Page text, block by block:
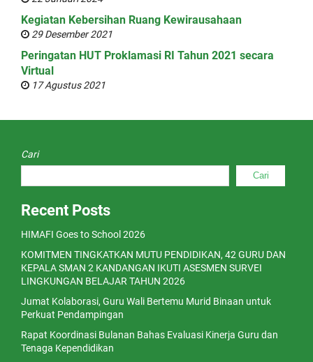
Kegiatan Kebersihan Ruang Kewirausahaan
29 Desember 2021
Peringatan HUT Proklamasi RI Tahun 2021 secara
Virtual
17 Agustus 2021
Cari
Cari
Recent Posts
HIMAFI Goes to School 2026
KOMITMEN TINGKATKAN MUTU PENDIDIKAN, 42 GURU DAN
KEPALA SMAN 2 KANDANGAN IKUTI ASESMEN SURVEI
LINGKUNGAN BELAJAR TAHUN 2026
Jumat Kolaborasi, Guru Wali Bertemu Murid Binaan untuk
Perkuat Pendampingan
Rapat Koordinasi Bulanan Bahas Evaluasi Kinerja Guru dan
Tenaga Kependidikan